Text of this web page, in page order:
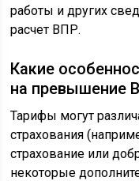
работы и других
расчет ВПР.
Какие
на превышение
Тарифы могут
страхования
страхование или
некоторые